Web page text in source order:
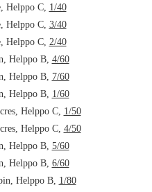
Helppo C, 1/40
Helppo C, 3/40
Helppo C, 2/40
Helppo B, 4/60
Helppo B, 7/60
Helppo B, 1/60
Helppo C, 1/50
Helppo C, 4/50
Helppo B, 5/60
Helppo B, 6/60
Helppo B, 1/80